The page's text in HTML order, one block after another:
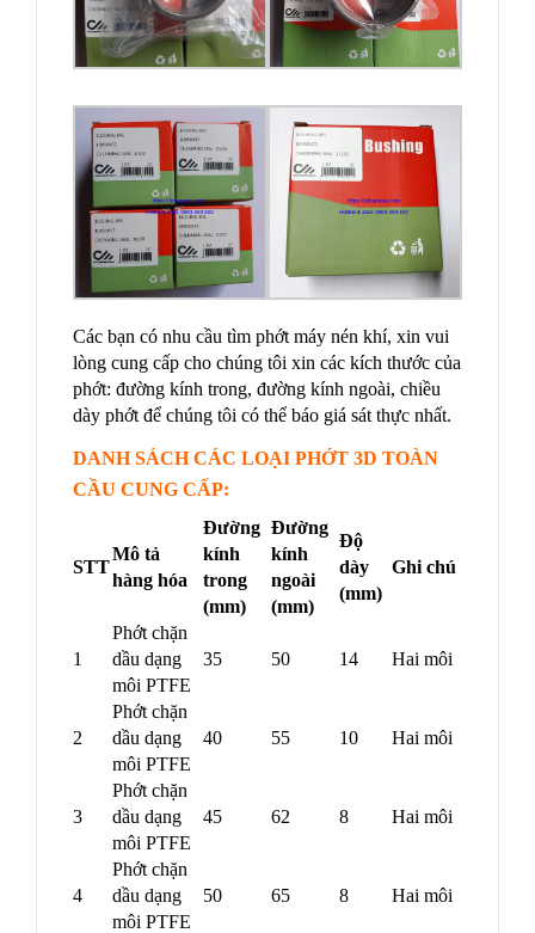
Các bạn có nhu cầu tìm phớt máy nén khí, xin vui
lòng cung cấp cho chúng tôi xin các kích thước của
phớt: đường kính trong, đường kính ngoài, chiều
dày phớt để chúng tôi có thể báo giá sát thực nhất.
DANH SÁCH CÁC LOẠI PHỚT 3D TOÀN
CẦU CUNG CẤP:
STT
Mô tả
hàng hóa
Đường
kính
trong
(mm)
Đường
kính
ngoài
(mm)
Độ
dày
(mm)
Ghi chú
1
Phớt chặn
dầu dạng
môi PTFE
35 50 14 Hai môi
2
Phớt chặn
dầu dạng
môi PTFE
40 55 10 Hai môi
3
Phớt chặn
dầu dạng
môi PTFE
45 62 8 Hai môi
4
Phớt chặn
dầu dạng
môi PTFE
50 65 8 Hai môi